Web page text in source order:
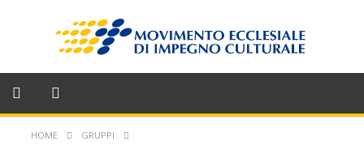
HOME GRUPPI